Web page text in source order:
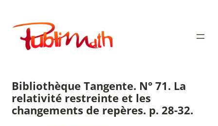
contenu
Publimath
Bibliothèque Tangente. N° 71. La
relativité restreinte et les
changements de repères. p. 28-32.